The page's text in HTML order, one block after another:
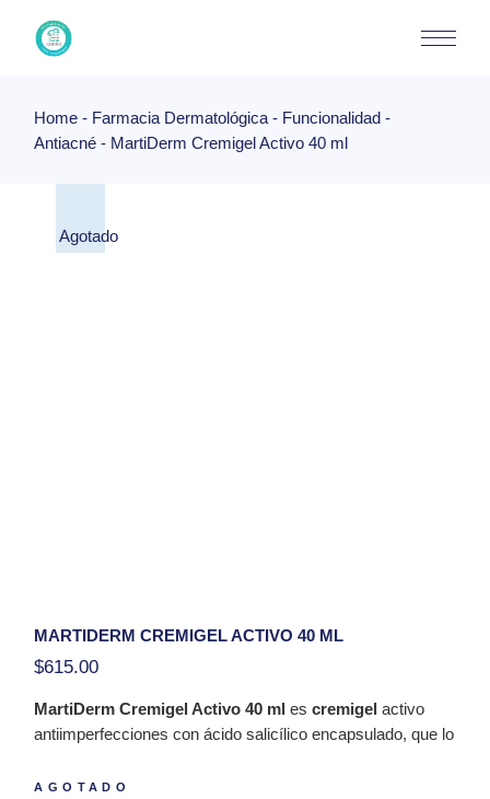
content
Home Farmacia Dermatológica
Funcionalidad
Antiacné
MartiDerm Cremigel Activo 40 ml
Agotado
MARTIDERM CREMIGEL ACTIVO 40 ML
$615.00
MartiDerm Cremigel Activo 40 ml escremigel activo
antiimperfecciones con ácido salicílico encapsulado, que lo
piel.
AGOTADO